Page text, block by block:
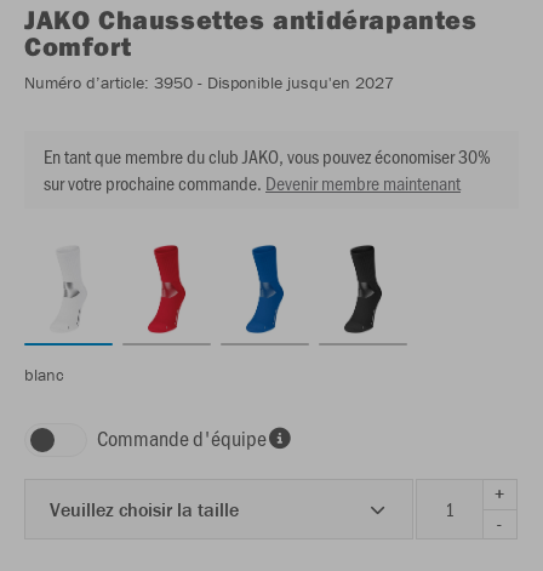
JAKO Chaussettes antidérapantes
Comfort
Numéro d’article: 3950 - Disponible jusqu'en 2027
En tant que membre du club JAKO, vous pouvez économiser 30%
sur votre prochaine commande. Devenir membre maintenant
blanc
Commande d'équipe
Veuillez choisir la taille
+
-